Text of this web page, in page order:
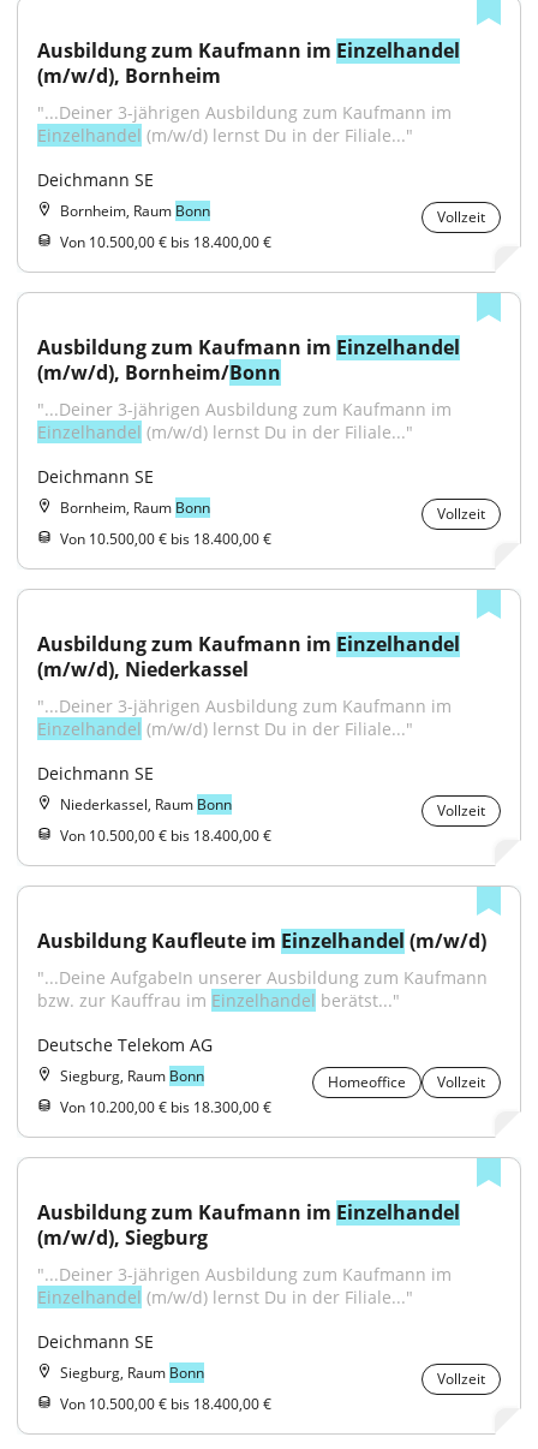
Ausbildung zum Kaufmann im Einzelhandel
(m/w/d), Bornheim
Einzelhandel (m/w/d) lernst Du in der Filiale..."
Deichmann SE
Bornheim, Raum Bonn
Vollzeit
Von 10.500,00 € bis 18.400,00 €
Ausbildung zum Kaufmann im Einzelhandel
(m/w/d), Bornheim/Bonn
Einzelhandel (m/w/d) lernst Du in der Filiale..."
Deichmann SE
Bornheim, Raum Bonn
Vollzeit
Von 10.500,00 € bis 18.400,00 €
Ausbildung zum Kaufmann im Einzelhandel
(m/w/d), Niederkassel
Einzelhandel (m/w/d) lernst Du in der Filiale..."
Deichmann SE
Niederkassel, Raum Bonn
Vollzeit
Von 10.500,00 € bis 18.400,00 €
Ausbildung Kaufleute im Einzelhandel (m/w/d)
"...Deine AufgabeIn unserer Ausbildung zum Kaufmann
bzw. zur Kauffrau im Einzelhandel berätst..."
Deutsche Telekom AG
Siegburg, Raum Bonn Homeoffice
Vollzeit
Von 10.200,00 € bis 18.300,00 €
Ausbildung zum Kaufmann im Einzelhandel
(m/w/d), Siegburg
Einzelhandel (m/w/d) lernst Du in der Filiale..."
Deichmann SE
Siegburg, Raum Bonn
Vollzeit
Von 10.500,00 € bis 18.400,00 €